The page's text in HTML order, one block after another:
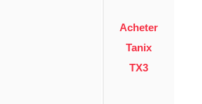
Acheter
Tanix
TX3